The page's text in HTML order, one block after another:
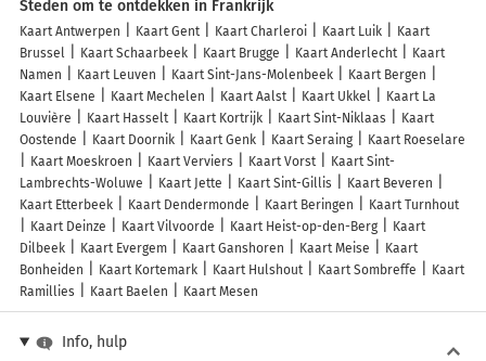
Steden om te ontdekken in Frankrijk
Kaart Antwerpen Kaart Gent Kaart Charleroi Kaart Luik
Kaart
Brussel
Kaart Schaarbeek Kaart Brugge Kaart Anderlecht
Kaart
Namen
Kaart Leuven Kaart Sint-Jans-Molenbeek
Kaart Bergen
Kaart Elsene
Kaart Mechelen Kaart Aalst Kaart Ukkel
Kaart La
Louvière
Kaart Hasselt Kaart Kortrijk Kaart Sint-Niklaas
Kaart
Oostende
Kaart Doornik Kaart Genk Kaart Seraing
Kaart Roeselare
Kaart Moeskroen
Kaart Verviers Kaart Vorst
Kaart Sint-
Lambrechts-Woluwe
Kaart Jette Kaart Sint-Gillis
Kaart Beveren
Kaart Etterbeek
Kaart Dendermonde Kaart Beringen
Kaart Turnhout
Kaart Deinze
Kaart Vilvoorde Kaart Heist-op-den-Berg
Kaart
Dilbeek
Kaart Evergem Kaart Ganshoren Kaart Meise
Kaart
Bonheiden
Kaart Kortemark Kaart Hulshout Kaart Sombreffe
Kaart
Ramillies
Kaart Baelen Kaart Mesen
Info, hulp